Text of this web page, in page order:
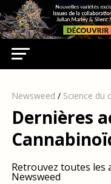
Newsweed / Science du
Dernières
Retrouvez toutes les
Newsweed